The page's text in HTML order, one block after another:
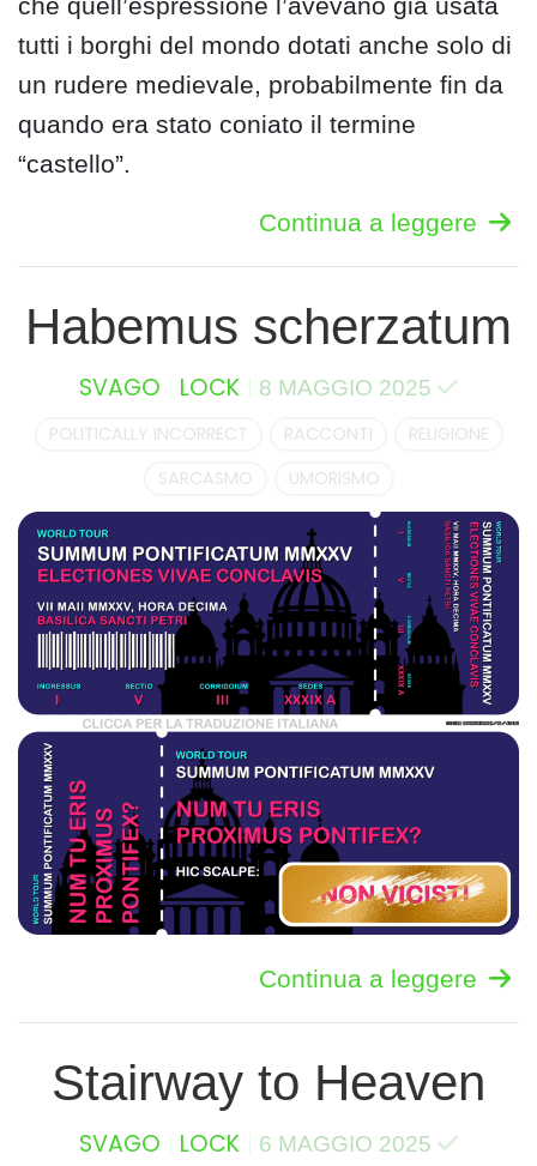
che quell’espressione l’avevano già usata
tutti i borghi del mondo dotati anche solo di
un rudere medievale, probabilmente fin da
quando era stato coniato il termine
“castello”.
Continua a leggere
Habemus scherzatum
SVAGO LOCK 8 MAGGIO 2025
POLITICALLY INCORRECT RACCONTI
RELIGIONE
SARCASMO
UMORISMO
Continua a leggere
Stairway to Heaven
SVAGO LOCK 6 MAGGIO 2025